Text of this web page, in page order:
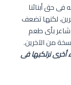
فى حق أبنائنا
لكنها تضعف
شاعر بأى طعم
من الآخرين.
أخرى نرتكبها فى